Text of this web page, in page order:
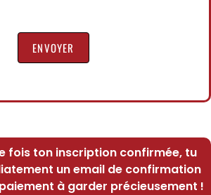
ENVOYER
fois ton inscription confirmée, tu
un email de confirmation
à garder précieusement !